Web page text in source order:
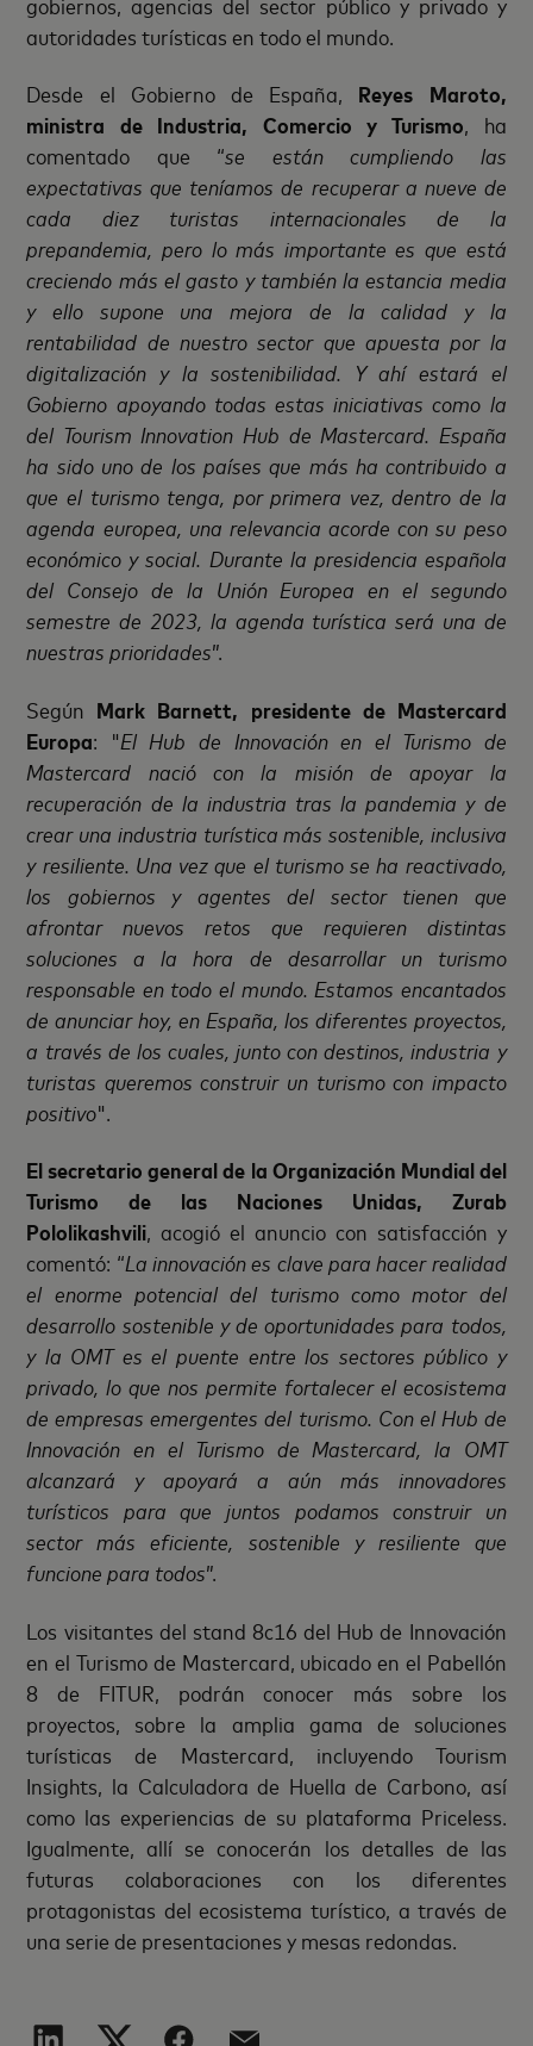
autoridades turísticas en todo el mundo.
Desde el Gobierno de España, Reyes Maroto,
ministra de Industria, Comercio y Turismo, ha
comentado que “se están cumpliendo las
expectativas que teníamos de recuperar a nueve de
cada diez turistas internacionales de la
prepandemia, pero lo más importante es que está
creciendo más el gasto y también la estancia media
y ello supone una mejora de la calidad y la
rentabilidad de nuestro sector que apuesta por la
digitalización y la sostenibilidad. Y ahí estará el
Gobierno apoyando todas estas iniciativas como la
del Tourism Innovation Hub de Mastercard. España
ha sido uno de los países que más ha contribuido a
que el turismo tenga, por primera vez, dentro de la
agenda europea, una relevancia acorde con su peso
económico y social. Durante la presidencia española
del Consejo de la Unión Europea en el segundo
semestre de 2023, la agenda turística será una de
nuestras prioridades”.
Según Mark Barnett, presidentede Mastercard
Europa: "El Hub de Innovación en el Turismo de
Mastercard nació con la misión de apoyar la
recuperación de la industria tras la pandemia y de
crear una industria turística más sostenible, inclusiva
y resiliente. Una vez que el turismo se ha reactivado,
los gobiernos y agentes del sector tienen que
afrontar nuevos retos que requieren distintas
soluciones a la hora de desarrollar un turismo
responsable en todo el mundo. Estamos encantados
de anunciar hoy, en España, los diferentes proyectos,
a través de los cuales, junto con destinos, industria y
turistas queremos construir un turismo con impacto
positivo".
El secretario general de la Organización Mundial del
Turismo de las Naciones Unidas, Zurab
Pololikashvili, acogió el anuncio con satisfacción y
comentó: “La innovación es clave para hacer realidad
el enorme potencial del turismo como motor del
desarrollo sostenible y de oportunidades para todos,
y la OMT es el puente entre los sectores público y
privado, lo que nos permite fortalecer el ecosistema
de empresas emergentes del turismo. Con el Hub de
Innovación en el Turismo de Mastercard, la OMT
alcanzará y apoyará a aún más innovadores
turísticos para que juntos podamos construir un
sector más eficiente, sostenible y resiliente que
funcione para todos”.
Los visitantes del stand 8c16 del Hub de Innovación
en el Turismo de Mastercard, ubicado en el Pabellón
8 de FITUR, podrán conocer más sobre los
proyectos, sobre la amplia gama de soluciones
turísticas de Mastercard, incluyendo Tourism
Insights, la Calculadora de Huella de Carbono, así
como las experiencias de su plataforma Priceless.
Igualmente, allí se conocerán los detalles de las
futuras colaboraciones con los diferentes
protagonistas del ecosistema turístico, a través de
una serie de presentaciones y mesas redondas.